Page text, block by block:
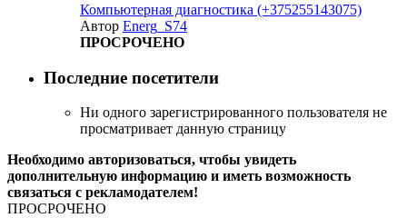
Компьютерная диагностика (+375255143075)
Автор Energ_S74
ПРОСРОЧЕНО
Последние посетители
Ни одного зарегистрированного пользователя не
просматривает данную страницу
Необходимо авторизоваться, чтобы увидеть
дополнительную информацию и иметь возможность
связаться с рекламодателем!
ПРОСРОЧЕНО